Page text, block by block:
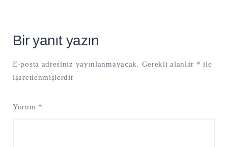
Bir yanıt yazın
E-posta adresiniz yayınlanmayacak. Gerekli alanlar * ile
işaretlenmişlerdir
Yorum *